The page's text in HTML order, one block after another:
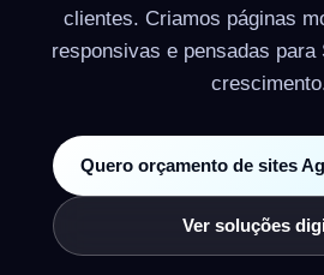
clientes. Criamos páginas
responsivas e pensadas para
Quero orçamento de sites
Ver soluções